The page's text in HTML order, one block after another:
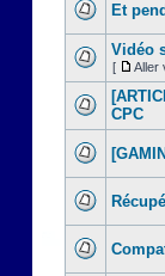
Et
Vidéo
[ Aller
CPC